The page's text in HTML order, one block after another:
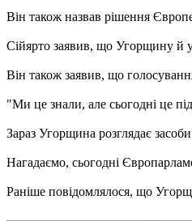
Він також назвав рішення
Сійярто заявив, що Угорщину й
Він також заявив, що
"Ми це знали, але сьогодні це
Зараз Угорщина розглядає
Нагадаємо, сьогодні
Раніше повідомлялося, що